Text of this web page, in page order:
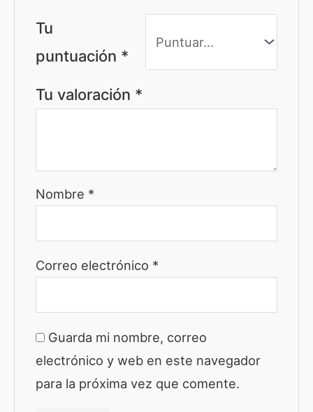
Tu
puntuación *
Tu valoración *
Nombre *
Correo electrónico *
Guarda mi nombre, correo
electrónico y web en este navegador
para la próxima vez que comente.